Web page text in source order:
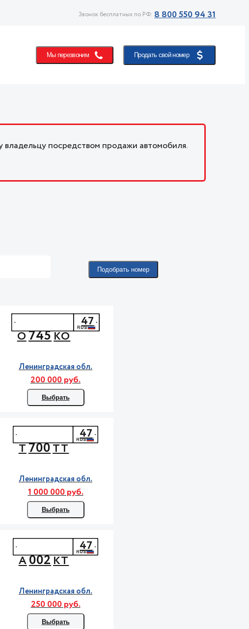
Звонок бесплатных по РФ: 8 800 550 94 31
Мы перезвоним Продать свой номер
посредством продажи автомобиля.
Подобрать номер
О745КО
47
Ленинградская обл.
200 000 руб.
Выбрать
Т700ТТ
47
Ленинградская обл.
1 000 000 руб.
Выбрать
А002КТ
47
Ленинградская обл.
250 000 руб.
Выбрать